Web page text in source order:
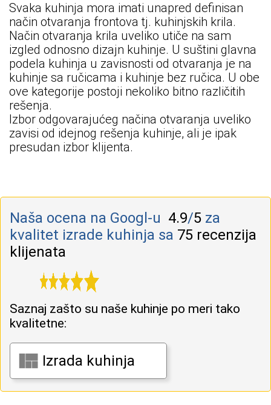
Svaka kuhinja mora imati unapred definisan
način otvaranja frontova tj. kuhinjskih krila.
Način otvaranja krila uveliko utiče na sam
izgled odnosno dizajn kuhinje. U suštini glavna
podela kuhinja u zavisnosti od otvaranja je na
kuhinje sa ručicama i kuhinje bez ručica. U obe
ove kategorije postoji nekoliko bitno različitih
rešenja.
Izbor odgovarajućeg načina otvaranja uveliko
zavisi od idejnog rešenja kuhinje, ali je ipak
presudan izbor klijenta.
Naša ocena na Googl-u 4.9/5 za
kvalitet izrade kuhinja sa 75 recenzija
klijenata
Saznaj zašto su naše kuhinje po meri tako
kvalitetne:
Izrada kuhinja